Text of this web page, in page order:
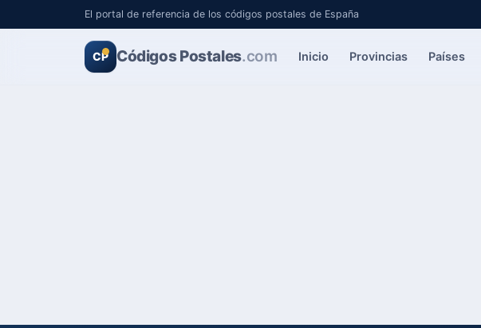
El portal de referencia de los códigos postales de España
CP Códigos Postales.com Inicio Provincias Países